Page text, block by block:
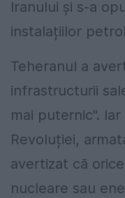
Iranului și s-a
instalațiilor
Teheranul a
infrastructurii
mai puternic".
Revoluției,
avertizat că
nucleare sau